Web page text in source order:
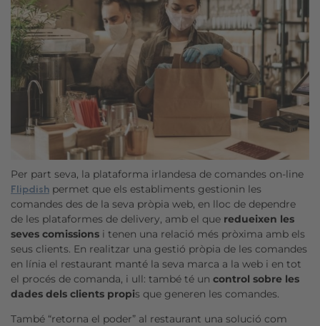
Per part seva, la plataforma irlandesa de comandes on-line
Flipdish permet que els establiments gestionin les
comandes des de la seva pròpia web, en lloc de dependre
de les plataformes de delivery, amb el que redueixen les
seves comissions i tenen una relació més pròxima amb els
seus clients. En realitzar una gestió pròpia de les comandes
en línia el restaurant manté la seva marca a la web i en tot
el procés de comanda, i ull: també té un control sobre les
dades dels clients propis que generen les comandes.
També “retorna el poder” al restaurant una solució com